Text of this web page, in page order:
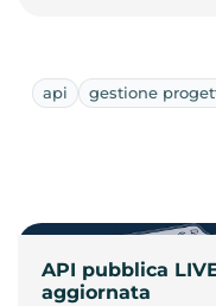
api gestione
API pubblica
aggiornata